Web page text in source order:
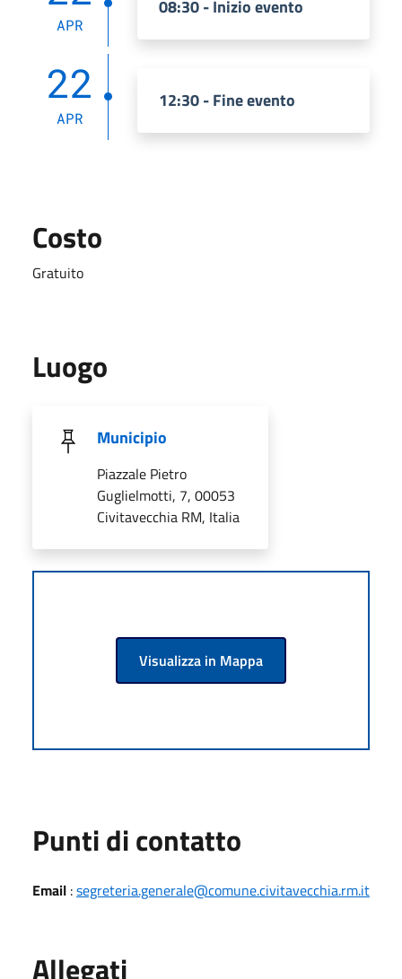
APR
08:30 - Inizio evento
22
APR
12:30 - Fine evento
Costo
Gratuito
Luogo
Municipio
Piazzale Pietro
Guglielmotti, 7, 00053
Civitavecchia RM, Italia
Visualizza in Mappa
Punti di contatto
Email :segreteria.generale@comune.civitavecchia.rm.it
Allegati